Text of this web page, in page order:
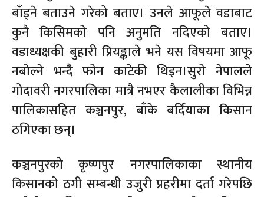
बाँड्ने बताउने गरेको बताए। उनले आफूले वडाबाट
कुनै किसिमको पनि अनुमति नदिएको बताए।
वडाध्यक्षकी बुहारी प्रियङ्काले भने यस विषयमा आफू
नबोल्ने भन्दै फोन काटेकी थिइन।सुरो नेपालले
गोदावरी नगरपालिका मात्रै नभएर कैलालीका विभिन्न
पालिकासहित कञ्चनपुर, बाँके बर्दियाका किसान
ठगिएका छन्।
कञ्चनपुरको कृष्णपुर नगरपालिकाका स्थानीय
किसानको ठगी सम्बन्धी उजुरी प्रहरीमा दर्ता गरेपछि